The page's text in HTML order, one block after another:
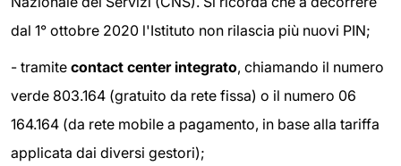
dal 1° ottobre 2020 l'Istituto non rilascia più nuovi PIN;
- tramite contact center integrato, chiamando il numero
verde 803.164 (gratuito da rete fissa) o il numero 06
164.164 (da rete mobile a pagamento, in base alla tariffa
applicata dai diversi gestori);